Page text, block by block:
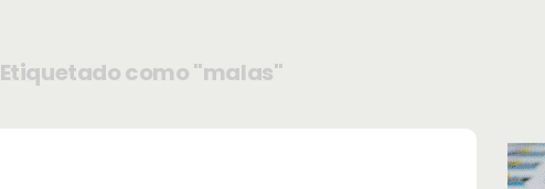
Etiquetado como "malas"